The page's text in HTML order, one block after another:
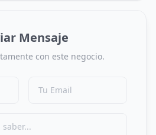
Mensaje
con este negocio.